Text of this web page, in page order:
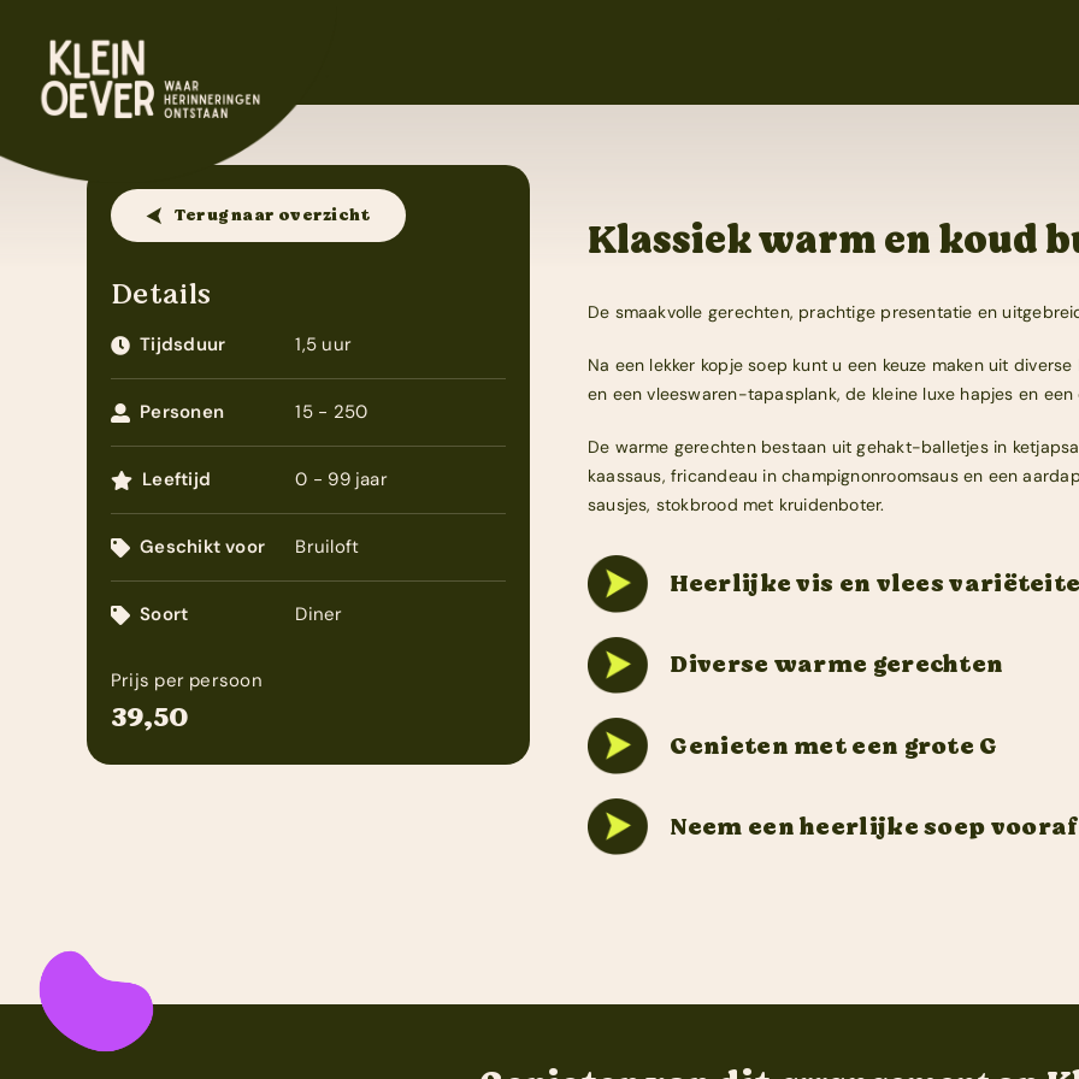
inhoud
Trouwen
Survivalkamp
Manege
Schoolkamp
Contact
Terug naar overzicht
Details
Tijdsduur 1,5 uur
Personen 15 - 250
Leeftijd 0 - 99 jaar
Geschikt voor Bruiloft
Soort Diner
Prijs per persoon
39,50
Klassiek warm en koud
De smaakvolle gerechten, prachtige presentatie en
Na een lekker kopje soep kunt u een keuze maken uit
en een vleeswaren-tapasplank, de kleine luxe hapjes en
De warme gerechten bestaan uit gehakt-balletjes in
kaassaus, fricandeau in champignonroomsaus en een
sausjes, stokbrood met kruidenboter.
Heerlijke vis en vlees
Diverse warme gerechten
Genieten met een grote G
Neem een heerlijke soep vooraf